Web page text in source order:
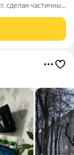
сделан частичный
на сделку. В